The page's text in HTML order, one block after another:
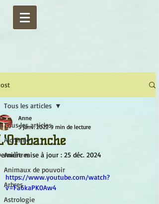
Tous les articles
Alchimie
Ancêtres
Animaux de pouvoir
Arbres
Astrologie
Tous les articles
Anne
5 janv. 2022 9 min de lecture
mise à jour : 25 déc. 2024
https://www.youtube.com/watch?
v=Fa6kaPK0Aw4